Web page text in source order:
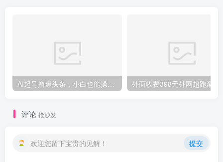
AI起号撸爆头条，小白也能操作，日入2000+
评论 抢沙发
欢迎您留下宝贵的见解！ 提交